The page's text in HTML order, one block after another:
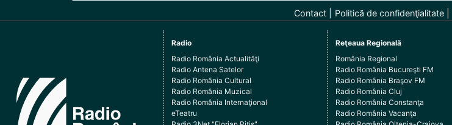
Contact Politică de confidenţialitate
Radio
Radio România Actualităţi
Radio Antena Satelor
Radio România Cultural
Radio România Muzical
Radio România Internaţional
eTeatru
Reţeaua Regională
România Regional
Radio România Bucureşti FM
Radio România Braşov FM
Radio România Cluj
Radio România Constanţa
Radio România Vacanţa